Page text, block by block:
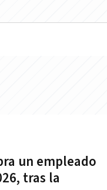
un empleado
tras la